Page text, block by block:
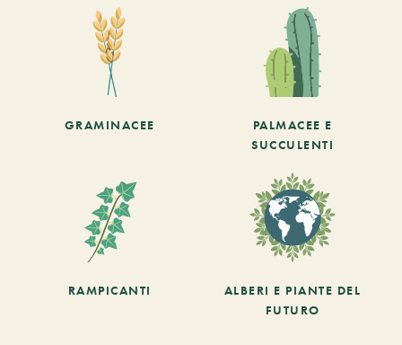
GRAMINACEE
PALMACEE E
SUCCULENTI
RAMPICANTI
ALBERI E PIANTE DEL
FUTURO